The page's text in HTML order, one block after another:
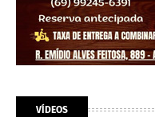
VÍDEOS